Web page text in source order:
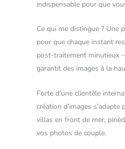
indispensable pour que
Ce qui me distingue ? Une
pour que chaque instant
post-traitement minutieux
garantit des images à la
Forte d’une clientèle
création d’images
villas en front de mer,
vos photos de couple.